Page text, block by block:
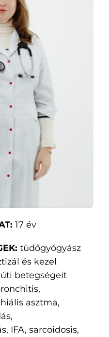
17 év
tüdőgyógyász
és kezel
betegségeit
asztma,
IFA, sarcoidosis,